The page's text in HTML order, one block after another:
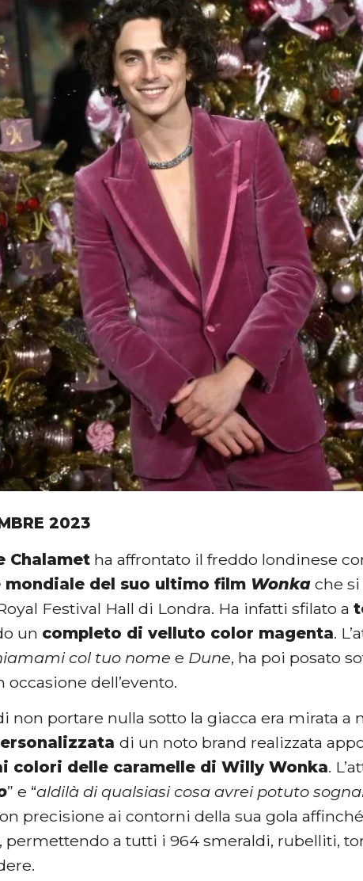
2023
Chalamet ha affrontato il freddo londinese
mondiale del suo ultimo film Wonka che
Festival Hall di Londra. Ha infatti sfilato a
un completo di velluto color magenta.
col tuo nome e Dune, ha poi posato
occasione dell’evento.
non portare nulla sotto la giacca era mirata a
di un noto brand realizzata
colori delle caramelle di Willy Wonka.
” e “aldilà di qualsiasi cosa avrei potuto
precisione ai contorni della sua gola affinché
, permettendo a tutti i 964 smeraldi, rubelliti,